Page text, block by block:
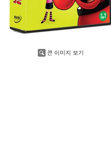
큰 이미지 보기